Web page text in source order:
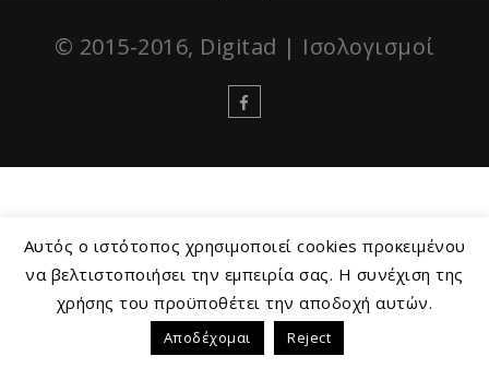
© 2015-2016, Digitad | Ισολογισμοί
Αυτός ο ιστότοπος χρησιμοποιεί cookies προκειμένου
να βελτιστοποιήσει την εμπειρία σας. Η συνέχιση της
χρήσης του προϋποθέτει την αποδοχή αυτών.
Αποδέχομαι Reject